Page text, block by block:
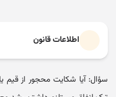
اطلاعات قانون
سؤال: آیا شکایت محجور از قیم